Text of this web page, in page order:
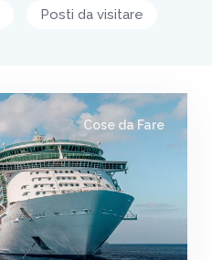
Posti da visitare
Cose da Fare